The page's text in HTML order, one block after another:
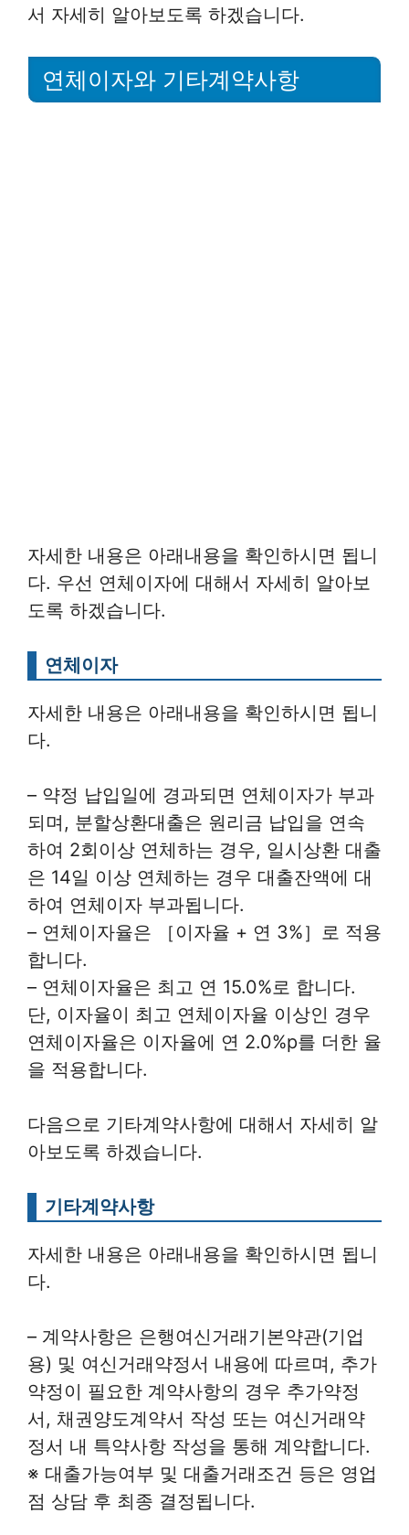
서 자세히 알아보도록 하겠습니다.
연체이자와 기타계약사항
자세한 내용은 아래내용을 확인하시면 됩니
다. 우선 연체이자에 대해서 자세히 알아보
도록 하겠습니다.
연체이자
자세한 내용은 아래내용을 확인하시면 됩니
다.
– 약정 납입일에 경과되면 연체이자가 부과
되며, 분할상환대출은 원리금 납입을 연속
하여 2회이상 연체하는 경우, 일시상환 대출
은 14일 이상 연체하는 경우 대출잔액에 대
하여 연체이자 부과됩니다.
– 연체이자율은 ［이자율 + 연 3%］로 적용
합니다.
– 연체이자율은 최고 연 15.0%로 합니다.
단, 이자율이 최고 연체이자율 이상인 경우
연체이자율은 이자율에 연 2.0%p를 더한 율
을 적용합니다.
다음으로 기타계약사항에 대해서 자세히 알
아보도록 하겠습니다.
기타계약사항
자세한 내용은 아래내용을 확인하시면 됩니
다.
– 계약사항은 은행여신거래기본약관(기업
용) 및 여신거래약정서 내용에 따르며, 추가
약정이 필요한 계약사항의 경우 추가약정
서, 채권양도계약서 작성 또는 여신거래약
정서 내 특약사항 작성을 통해 계약합니다.
※ 대출가능여부 및 대출거래조건 등은 영업
점 상담 후 최종 결정됩니다.